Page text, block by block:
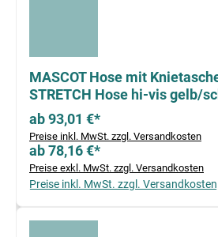
MASCOT Hose mit
STRETCH Hose hi-vis gelb/
ab 93,01 €*
Preise inkl. MwSt. zzgl. Versandkosten
ab 78,16 €*
Preise exkl. MwSt. zzgl. Versandkosten
Preise inkl. MwSt. zzgl. Versandkosten